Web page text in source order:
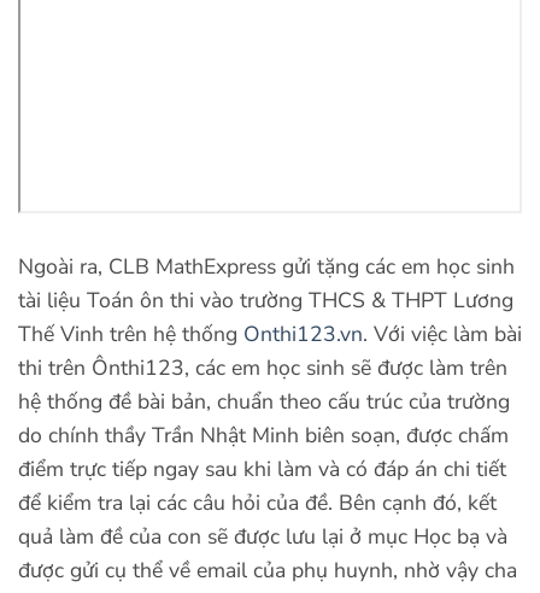
Ngoài ra, CLB MathExpress gửi tặng các em học sinh
tài liệu Toán ôn thi vào trường THCS & THPT Lương
Thế Vinh trên hệ thống Onthi123.vn. Với việc làm bài
thi trên Ônthi123, các em học sinh sẽ được làm trên
hệ thống đề bài bản, chuẩn theo cấu trúc của trường
do chính thầy Trần Nhật Minh biên soạn, được chấm
điểm trực tiếp ngay sau khi làm và có đáp án chi tiết
để kiểm tra lại các câu hỏi của đề. Bên cạnh đó, kết
quả làm đề của con sẽ được lưu lại ở mục Học bạ và
được gửi cụ thể về email của phụ huynh, nhờ vậy cha